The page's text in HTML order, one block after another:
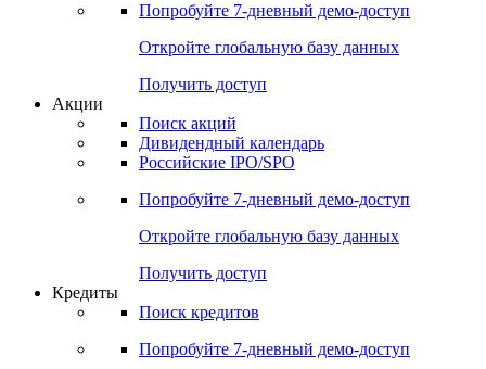
Попробуйте 7-дневный демо-доступ
Откройте глобальную базу данных
Получить доступ
Акции
Поиск акций
Дивидендный календарь
Российские IPO/SPO
Попробуйте 7-дневный демо-доступ
Откройте глобальную базу данных
Получить доступ
Кредиты
Поиск кредитов
Попробуйте 7-дневный демо-доступ